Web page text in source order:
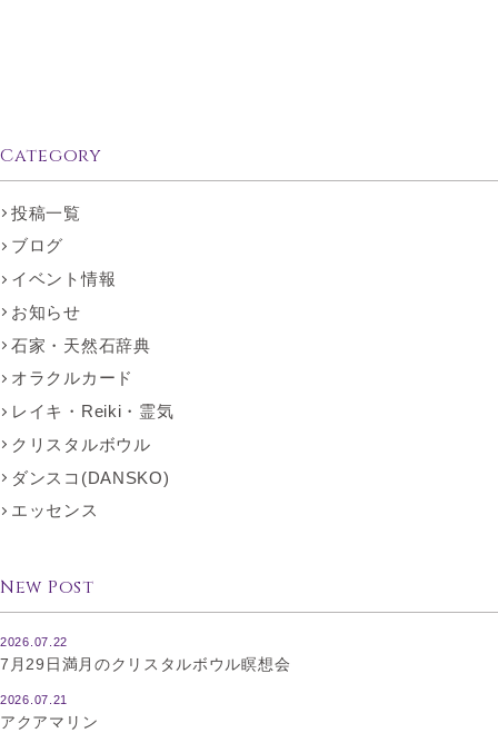
Category
投稿一覧
ブログ
イベント情報
お知らせ
石家・天然石辞典
オラクルカード
レイキ・Reiki・霊気
クリスタルボウル
ダンスコ(DANSKO)
エッセンス
New Post
2026.07.22
7月29日満月のクリスタルボウル瞑想会
2026.07.21
アクアマリン